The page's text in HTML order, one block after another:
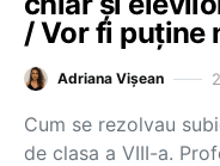
/ Vor fi puține
Adriana Vișean
Cum se rezolvau
de clasa a VIII-a.